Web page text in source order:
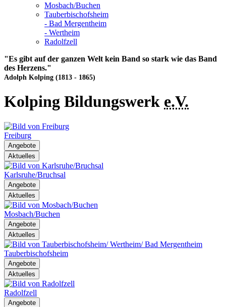
Mosbach/Buchen
Tauberbischofsheim
- Bad Mergentheim
- Wertheim
Radolfzell
"Es gibt auf der ganzen Welt kein Band so stark wie das Band
des Herzens."
Adolph Kolping (1813 - 1865)
Kolping Bildungswerk e.V.
Freiburg
Angebote
Aktuelles
Karlsruhe/Bruchsal
Angebote
Aktuelles
Mosbach/Buchen
Angebote
Aktuelles
Tauberbischofsheim
Angebote
Aktuelles
Radolfzell
Angebote